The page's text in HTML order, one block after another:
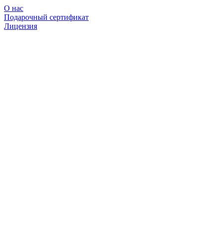
О нас
Подарочный сертификат
Лицензия